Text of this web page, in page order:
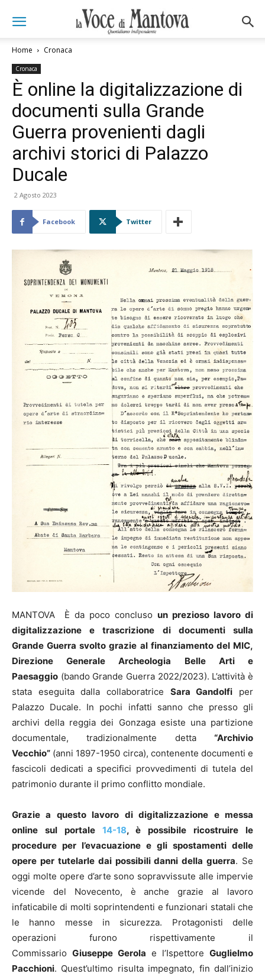
Home Cronaca
Cronaca
È online la digitalizzazione di
documenti sulla Grande
Guerra provenienti dagli
archivi storici di Palazzo
Ducale
2 Agosto 2023
Facebook Twitter
MANTOVA È da poco concluso un prezioso lavoro di
digitalizzazione e trascrizione di documenti sulla
Grande Guerra svolto grazie al finanziamento del MIC,
Direzione Generale Archeologia Belle Arti e
Paesaggio (bando Grande Guerra 2022/2023). L’attività è
stata eseguita dalla collaboratrice Sara Gandolfi per
Palazzo Ducale. In pochi infatti sanno che presso gli
archivi della reggia dei Gonzaga esiste una partizione
documentale, tradizionalmente detta “Archivio
Vecchio” (anni 1897-1950 circa), contenente documenti e
fascicoli dedicati a specifici provvedimenti di tutela del
patrimonio durante il primo conflitto mondiale.
Grazie a questo lavoro di digitalizzazione e messa
online sul portale 14-18, è possibile ricostruire le
procedure per l’evacuazione e gli spostamenti delle
opere per tutelarle dai possibili danni della guerra. Se
oggi molte opere d’arte sono sopravvissute alle impervie
vicende del Novecento, è anche grazie al lavoro
infaticabile di molti soprintendenti e funzionari statali che
le hanno messe in sicurezza. Protagonisti delle
operazioni furono rispettivamente il
Commissario Giuseppe Gerola e l’Ispettore Guglielmo
Pacchioni. Quest’ultimo risulta impegnato, fin dall’inizio